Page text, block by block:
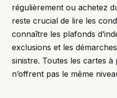
régulièrement ou achetez
reste crucial de lire les
connaître les plafonds
exclusions et les
sinistre. Toutes les cartes à
n’offrent pas le même